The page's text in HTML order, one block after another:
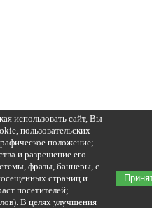
использовать сайт, Вы
пользовательских
положение;
и разрешение его
фразы, баннеры, с
страниц и
посетителей;
В целях улучшения